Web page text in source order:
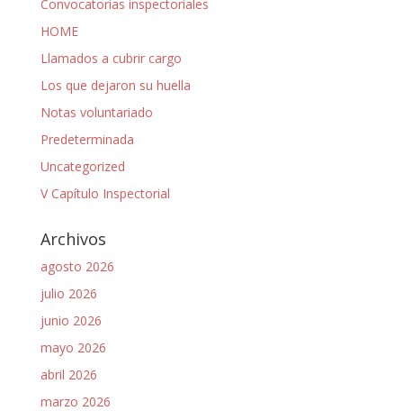
Convocatorias inspectoriales
HOME
Llamados a cubrir cargo
Los que dejaron su huella
Notas voluntariado
Predeterminada
Uncategorized
V Capítulo Inspectorial
Archivos
agosto 2026
julio 2026
junio 2026
mayo 2026
abril 2026
marzo 2026